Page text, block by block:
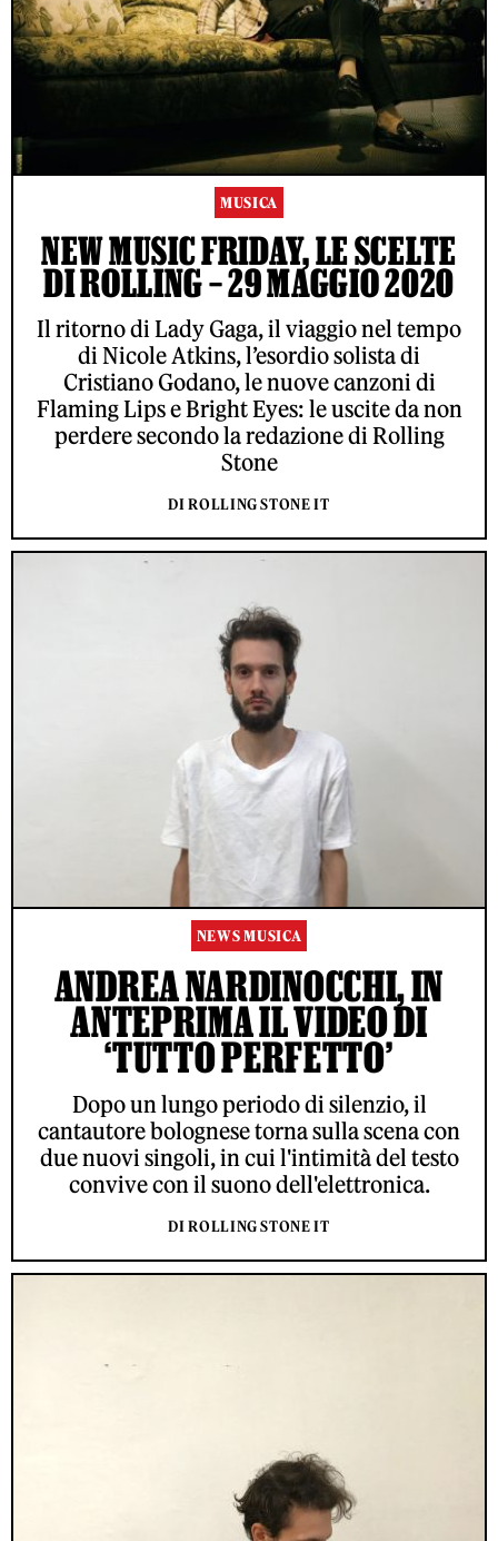
MUSICA
NEW MUSIC FRIDAY, LE SCELTE
DI ROLLING – 29 MAGGIO 2020
Il ritorno di Lady Gaga, il viaggio nel tempo
di Nicole Atkins, l’esordio solista di
Cristiano Godano, le nuove canzoni di
Flaming Lips e Bright Eyes: le uscite da non
perdere secondo la redazione di Rolling
Stone
DI ROLLING STONE IT
NEWS MUSICA
ANDREA NARDINOCCHI, IN
ANTEPRIMA IL VIDEO DI
‘TUTTO PERFETTO’
Dopo un lungo periodo di silenzio, il
cantautore bolognese torna sulla scena con
due nuovi singoli, in cui l'intimità del testo
convive con il suono dell'elettronica.
DI ROLLING STONE IT